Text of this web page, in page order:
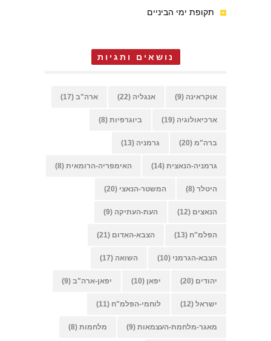
תקופת ימי הביניים
נושאים ותגיות
אוקראינה (9) אנגליה (22) ארה"ב (17)
ארכיאולוגיה (19) ביוגרפיות (8)
ברה"מ (20) גרמניה (13)
גרמניה-הנאצית (14) האימפריה-הרומאית (8)
היטלר (8) המשטר-הנאצי (20)
הנאצים (12) העת-העתיקה (9)
הפלמ"ח (13) הצבא-האדום (21)
הצבא-הגרמני (10) השואה (17)
יהודים (20) יפאן (10) יפאן-ארה"ב (9)
ישראל (12) לוחמי-הפלמ"ח (11)
מאגר-מלחמת-העצמאות (9) מלחמות (8)